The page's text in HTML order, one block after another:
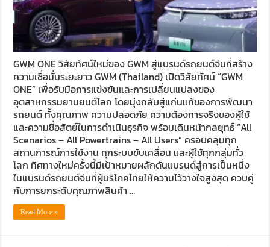
GWM ONE วิสัยทัศน์ใหม่ของ GWM สู่แบรนด์รถยนต์จีนที่สร้าง
ความเชื่อมั่นระยะยาว GWM (Thailand) เปิดวิสัยทัศน์ “GWM
ONE” เพื่อรับมือการแข่งขันและการเปลี่ยนแปลงของ
อุตสาหกรรมยานยนต์โลก โดยมุ่งกลับสู่แก่นแท้ของการพัฒนา
รถยนต์ ทั้งคุณภาพ ความปลอดภัย ความต้องการจริงของผู้ใช้
และความซื่อสัตย์ในการดำเนินธุรกิจ พร้อมเดินหน้ากลยุทธ์ “All
Scenarios – All Powertrains – All Users” ครอบคลุมทุก
สถานการณ์การใช้งาน ทุกระบบขับเคลื่อน และผู้ใช้ทุกกลุ่มทั่ว
โลก ทิศทางใหม่ครั้งนี้มีเป้าหมายผลักดันแบรนด์สู่การเป็นหนึ่ง
ในแบรนด์รถยนต์จีนที่ผู้บริโภคไทยให้ความไว้วางใจสูงสุด ควบคู่
กับการยกระดับคุณภาพสินค้า …
Read More »